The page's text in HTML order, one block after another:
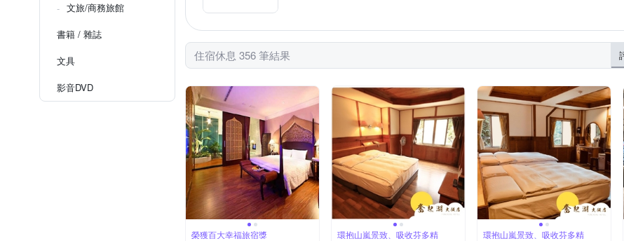
文旅/商務旅館
書籍 / 雜誌
文具
影音DVD
住宿休息 356 筆結果
榮獲百大幸福旅宿獎 環抱山嵐景致、吸收芬多精 環抱山嵐景致、吸收芬多精